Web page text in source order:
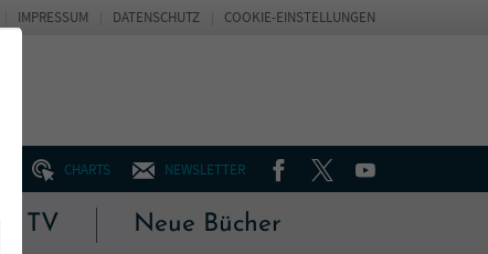
CHARTS NEWSLETTER FACEBOOKTWITTERYOUTUBE
TV Neue Bücher
IMPRESSUM DATENSCHUTZ COOKIE-EINSTELLUNGEN